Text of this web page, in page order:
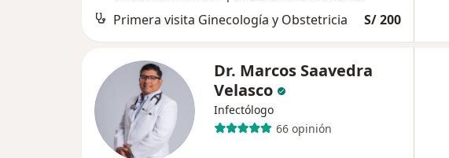
Primera visita Ginecología y Obstetricia S/ 200
Dr. Marcos Saavedra
Velasco
Infectólogo
66 opinión